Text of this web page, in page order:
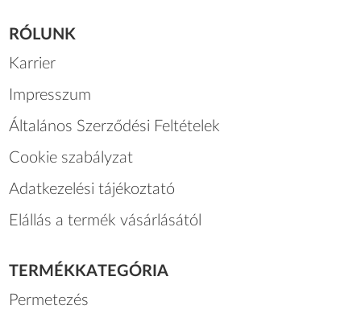
RÓLUNK
Karrier
Impresszum
Általános Szerződési Feltételek
Cookie szabályzat
Adatkezelési tájékoztató
Elállás a termék vásárlásától
TERMÉKKATEGÓRIA
Permetezés